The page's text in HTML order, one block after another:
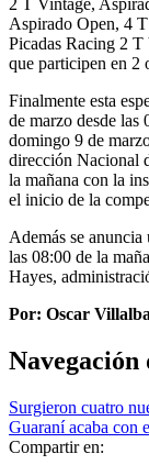
Aspirado Open, 4
Picadas Racing 2
que participen en 2
Finalmente esta
de marzo desde las
domingo 9 de
dirección Nacional
la mañana con la
el inicio de la
Además se
las 08:00 de la
Hayes,
Por: Oscar Villalba
Navegación
Surgieron cuatro
Guaraní acaba con
Compartir en: